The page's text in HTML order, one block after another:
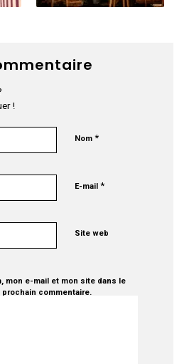
!
Nom*
E-mail*
Site web
mon e-mail et mon site dans le
prochain commentaire.